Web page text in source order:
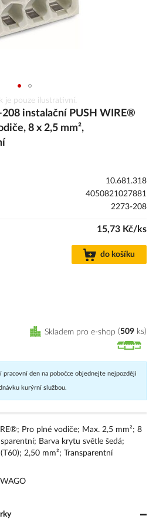
je pouze ilustrativní.
instalační PUSH WIRE®
8 x 2,5 mm²,
10.681.318
4050821027881
2273-208
15,73 Kč/ks
do košíku
Skladem pro e-shop 509 ks
pracovní den na pobočce objednejte nejpozději
kurýrní službou.
Pro plné vodiče; Max. 2,5 mm²; 8
Barva krytu světle šedá;
2,50 mm²; Transparentní
WAGO